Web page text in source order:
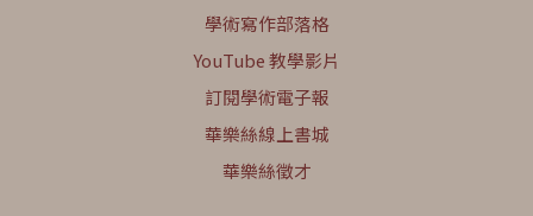
學術寫作部落格
YouTube 教學影片
訂閱學術電子報
華樂絲線上書城
華樂絲徵才